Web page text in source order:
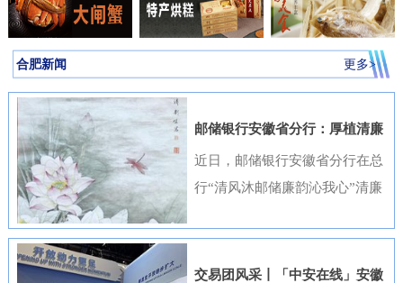
合肥新闻 更多>
邮储银行安徽省分行：厚植清廉
金融文化筑牢高质量发展根基
近日，邮储银行安徽省分行在总
行“清风沐邮储廉韵沁我心”清廉
出，选送的四部作品全部获奖，
获奖数量位居全国首位，并荣
交易团风采丨「中安在线」安徽